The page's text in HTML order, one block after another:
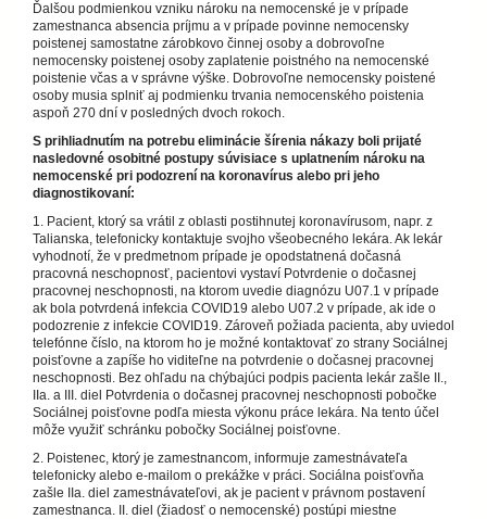
Ďalšou podmienkou vzniku nároku na nemocenské je v prípade
zamestnanca absencia príjmu a v prípade povinne nemocensky
poistenej samostatne zárobkovo činnej osoby a dobrovoľne
nemocensky poistenej osoby zaplatenie poistného na nemocenské
poistenie včas a v správne výške. Dobrovoľne nemocensky poistené
osoby musia splniť aj podmienku trvania nemocenského poistenia
aspoň 270 dní v posledných dvoch rokoch.
S prihliadnutím na potrebu eliminácie šírenia nákazy boli prijaté
nasledovné osobitné postupy súvisiace s uplatnením nároku na
nemocenské pri podozrení na koronavírus alebo pri jeho
diagnostikovaní:
1. Pacient, ktorý sa vrátil z oblasti postihnutej koronavírusom, napr. z
Talianska, telefonicky kontaktuje svojho všeobecného lekára. Ak lekár
vyhodnotí, že v predmetnom prípade je opodstatnená dočasná
pracovná neschopnosť, pacientovi vystaví Potvrdenie o dočasnej
pracovnej neschopnosti, na ktorom uvedie diagnózu U07.1 v prípade
ak bola potvrdená infekcia COVID19 alebo U07.2 v prípade, ak ide o
podozrenie z infekcie COVID19. Zároveň požiada pacienta, aby uviedol
telefónne číslo, na ktorom ho je možné kontaktovať zo strany Sociálnej
poisťovne a zapíše ho viditeľne na potvrdenie o dočasnej pracovnej
neschopnosti. Bez ohľadu na chýbajúci podpis pacienta lekár zašle II.,
IIa. a III. diel Potvrdenia o dočasnej pracovnej neschopnosti pobočke
Sociálnej poisťovne podľa miesta výkonu práce lekára. Na tento účel
môže využiť schránku pobočky Sociálnej poisťovne.
2. Poistenec, ktorý je zamestnancom, informuje zamestnávateľa
telefonicky alebo e-mailom o prekážke v práci. Sociálna poisťovňa
zašle IIa. diel zamestnávateľovi, ak je pacient v právnom postavení
zamestnanca. II. diel (žiadosť o nemocenské) postúpi miestne